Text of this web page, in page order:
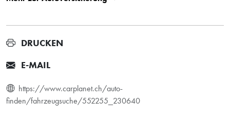
DRUCKEN
E-MAIL
https://www.carplanet.ch/auto-
finden/fahrzeugsuche/552255_230640